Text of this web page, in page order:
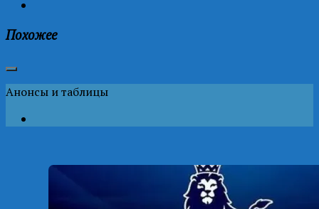
Похожее
Анонсы и таблицы